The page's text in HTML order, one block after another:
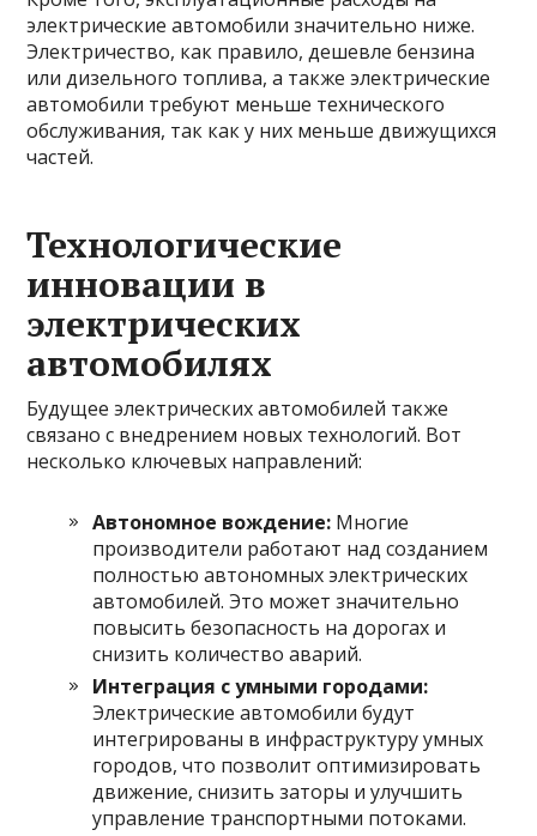
электрические автомобили значительно ниже.
Электричество, как правило, дешевле бензина
или дизельного топлива, а также электрические
автомобили требуют меньше технического
обслуживания, так как у них меньше движущихся
частей.
Технологические
инновации в
электрических
автомобилях
Будущее электрических автомобилей также
связано с внедрением новых технологий. Вот
несколько ключевых направлений:
Автономное вождение: Многие
производители работают над созданием
полностью автономных электрических
автомобилей. Это может значительно
повысить безопасность на дорогах и
снизить количество аварий.
Интеграция с умными городами:
Электрические автомобили будут
интегрированы в инфраструктуру умных
городов, что позволит оптимизировать
движение, снизить заторы и улучшить
управление транспортными потоками.